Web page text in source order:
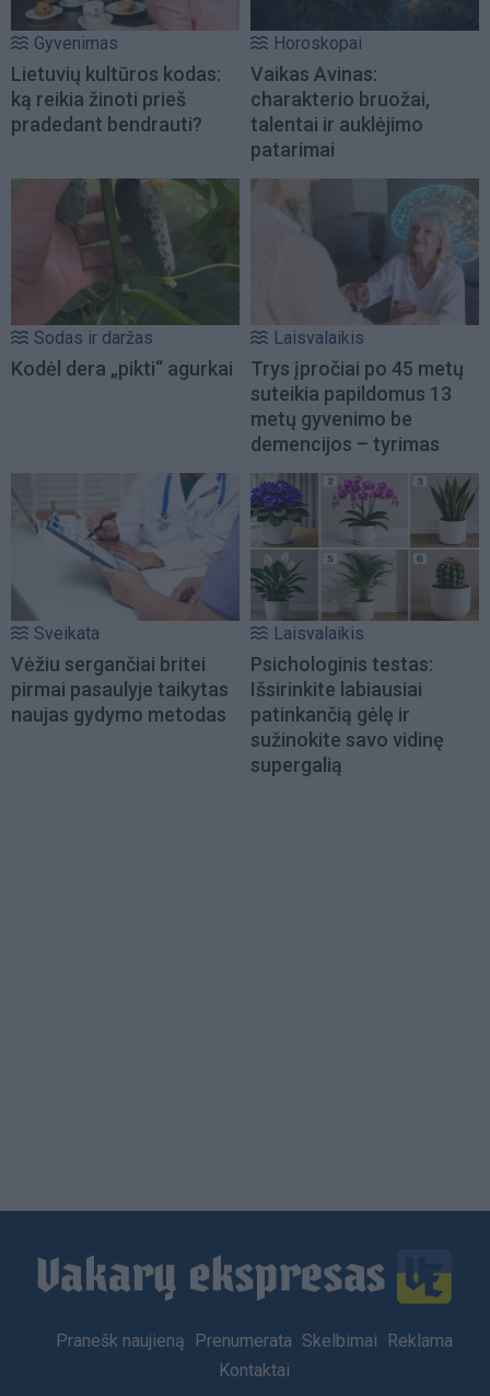
Gyvenimas
Lietuvių kultūros kodas:
ką reikia žinoti prieš
pradedant bendrauti?
Horoskopai
Vaikas Avinas:
charakterio bruožai,
talentai ir auklėjimo
patarimai
Sodas ir daržas
Kodėl dera „pikti“ agurkai
Laisvalaikis
Trys įpročiai po 45 metų
suteikia papildomus 13
metų gyvenimo be
demencijos – tyrimas
Sveikata
Vėžiu sergančiai britei
pirmai pasaulyje taikytas
naujas gydymo metodas
Laisvalaikis
Psichologinis testas:
Išsirinkite labiausiai
patinkančią gėlę ir
sužinokite savo vidinę
supergalią
Footer
Pranešk naujieną Prenumerata Skelbimai
Reklama
Kontaktai